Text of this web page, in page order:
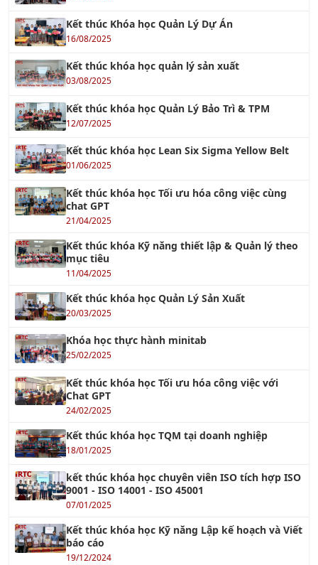
Kết thúc Khóa học Quản Lý Dự Án
16/08/2025
Kết thúc khóa học quản lý sản xuất
03/08/2025
Kết thúc khóa học Quản Lý Bảo Trì & TPM
12/07/2025
Kết thúc khóa học Lean Six Sigma Yellow Belt
01/06/2025
Kết thúc khóa học Tối ưu hóa công việc cùng
chat GPT
21/04/2025
Kết thúc khóa Kỹ năng thiết lập & Quản lý theo
mục tiêu
11/04/2025
Kết thúc khóa học Quản Lý Sản Xuất
20/03/2025
Khóa học thực hành minitab
25/02/2025
Kết thúc khóa học Tối ưu hóa công việc với
Chat GPT
24/02/2025
Kết thúc khóa học TQM tại doanh nghiệp
18/01/2025
kết thúc khóa học chuyên viên ISO tích hợp ISO
9001 - ISO 14001 - ISO 45001
07/01/2025
Kết thúc khóa học Kỹ năng Lập kế hoạch và Viết
báo cáo
19/12/2024